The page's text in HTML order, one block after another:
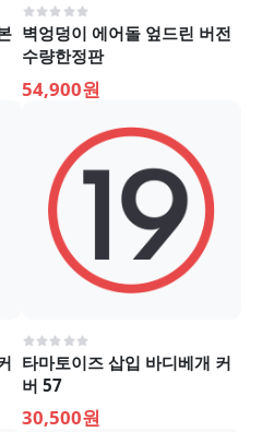
벽엉덩이 에어돌 엎드린 버전
수량한정판
54,900원
타마토이즈 삽입 바디베개 커
버 57
30,500원